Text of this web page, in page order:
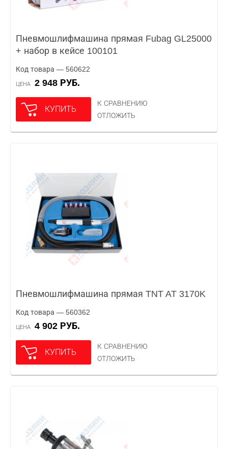
Пневмошлифмашина прямая Fubag GL25000
+ набор в кейсе 100101
Код товара — 560622
ЦЕНА 2 948 РУБ.
КУПИТЬ
К СРАВНЕНИЮ
ОТЛОЖИТЬ
Пневмошлифмашина прямая TNT AT 3170K
Код товара — 560362
ЦЕНА 4 902 РУБ.
КУПИТЬ
К СРАВНЕНИЮ
ОТЛОЖИТЬ